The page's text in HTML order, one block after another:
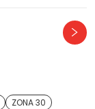
ZONA 30